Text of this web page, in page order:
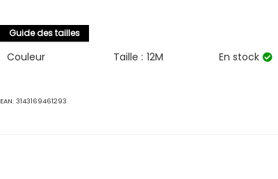
Guide des tailles
Couleur Taille : 12M En stock
EAN:3143169461293